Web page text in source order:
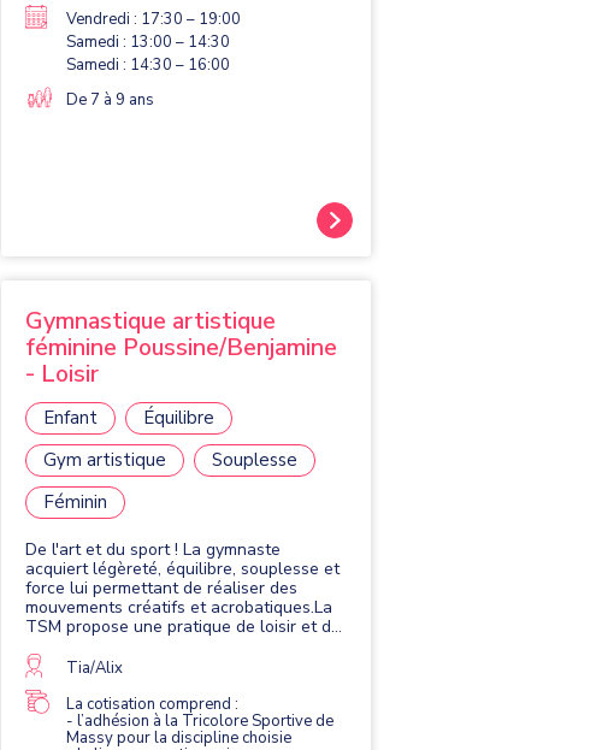
Vendredi : 17:30 – 19:00
Samedi : 13:00 – 14:30
Samedi : 14:30 – 16:00
De 7 à 9 ans
Gymnastique artistique
féminine Poussine/Benjamine
- Loisir
Enfant
Équilibre
Gym artistique
Souplesse
Féminin
De l'art et du sport ! La gymnaste
acquiert légèreté, équilibre, souplesse et
force lui permettant de réaliser des
mouvements créatifs et acrobatiques.La
TSM propose une pratique de loisir et de
agrès : le saut, les barres asymétriques,
la poutre et le sol.
Tia/Alix
La cotisation comprend :
- l’adhésion à la Tricolore Sportive de
Massy pour la discipline choisie